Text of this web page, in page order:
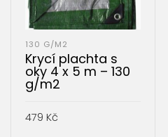
130 G/M2
Krycí plachta s
oky 4 x 5 m – 130
g/m2
479 Kč